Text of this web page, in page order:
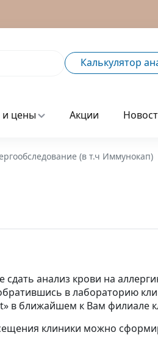
Калькулятор
цены Акции
(в т.ч Иммунокап)
сдать анализ крови на
в лабораторию
в ближайшем к Вам филиале
клиники можно